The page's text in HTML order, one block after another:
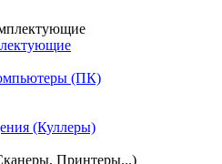
(ПК)
(Куллеры)